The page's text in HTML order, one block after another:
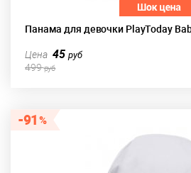
Панама для девочки PlayToday
Цена 45руб
499руб
91